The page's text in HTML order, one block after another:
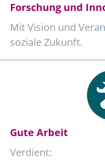
Forschung und
Mit Vision und
soziale Zukunft.
Gute Arbeit
Verdient: